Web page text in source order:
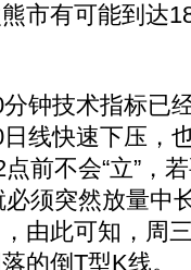
市有可能到达
技术指标已
线快速下压，
前不会“立”，
须突然放量中
由此可知，周
的倒T型K线。